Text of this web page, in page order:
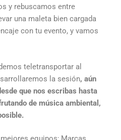
y rebuscamos entre
una maleta bien cargada
con tu evento, y vamos
teletransportar al
la sesión, aún
que nos escribas hasta
de música ambiental,